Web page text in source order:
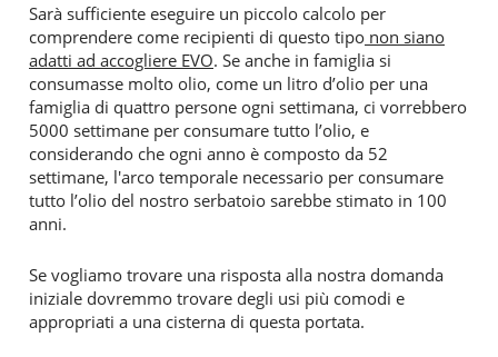
Sarà sufficiente eseguire un piccolo calcolo per
comprendere come recipienti di questo tipo non siano
adatti ad accogliere EVO. Se anche in famiglia si
consumasse molto olio, come un litro d’olio per una
famiglia di quattro persone ogni settimana, ci vorrebbero
5000 settimane per consumare tutto l’olio, e
considerando che ogni anno è composto da 52
settimane, l'arco temporale necessario per consumare
tutto l’olio del nostro serbatoio sarebbe stimato in 100
anni.
Se vogliamo trovare una risposta alla nostra domanda
iniziale dovremmo trovare degli usi più comodi e
appropriati a una cisterna di questa portata.